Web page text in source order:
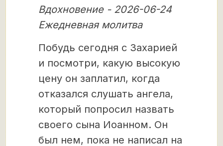
Вдохновение - 2026-06-24
Ежедневная молитва
Побудь сегодня с Захарией
и посмотри, какую высокую
цену он заплатил, когда
отказался слушать ангела,
который попросил назвать
своего сына Иоанном. Он
был нем, пока не написал на